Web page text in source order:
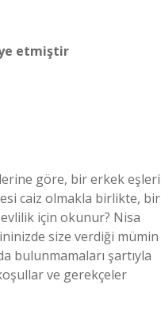
etmiştir
göre, bir erkek eşleri
caiz olmakla birlikte, bir
için okunur? Nisa
size verdiği mümin
bulunmamaları şartıyla
ve gerekçeler